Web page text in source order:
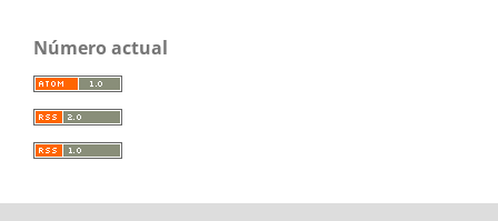
Número actual